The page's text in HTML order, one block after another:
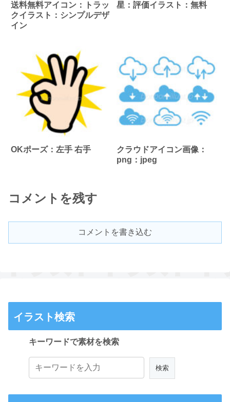
送料無料アイコン：トラッ
クイラスト：シンプルデザ
イン
星：評価イラスト：無料
OKポーズ：左手 右手
クラウドアイコン画像：
png：jpeg
コメントを残す
コメントを書き込む
イラスト検索
キーワードで素材を検索